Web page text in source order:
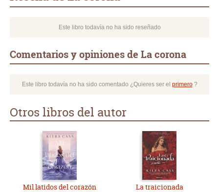
Este libro todavía no ha sido reseñado
Comentarios y opiniones de La corona
Este libro todavía no ha sido comentado ¿Quieres ser el primero?
Otros libros del autor
Mil latidos del corazón La traicionada